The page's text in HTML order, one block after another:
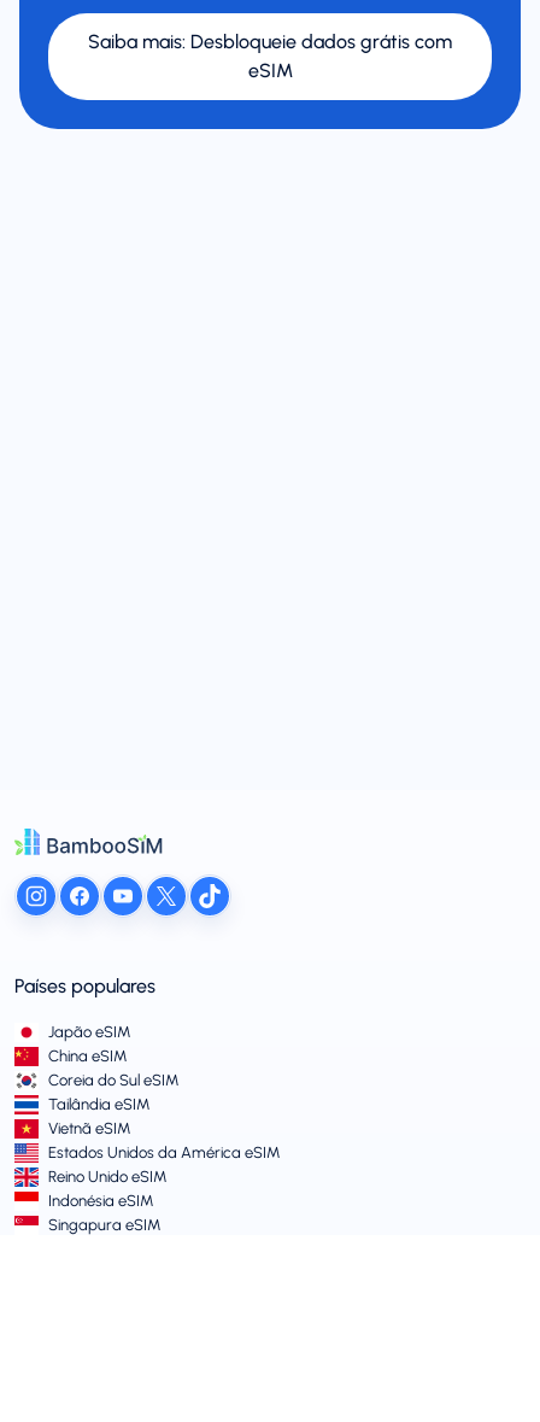
Saiba mais: Desbloqueie dados grátis com
eSIM
Países populares
Japão eSIM
China eSIM
Coreia do Sul eSIM
Tailândia eSIM
Vietnã eSIM
Estados Unidos da América eSIM
Reino Unido eSIM
Indonésia eSIM
Singapura eSIM